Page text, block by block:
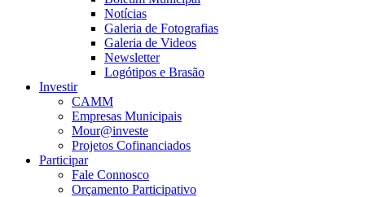
Notícias
Galeria de Fotografias
Galeria de Videos
Newsletter
Logótipos e Brasão
Investir
CAMM
Empresas Municipais
Mour@investe
Projetos Cofinanciados
Participar
Fale Connosco
Orçamento Participativo